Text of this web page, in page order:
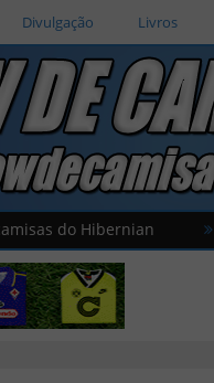
Divulgação Livros
Hibernian Sudu é